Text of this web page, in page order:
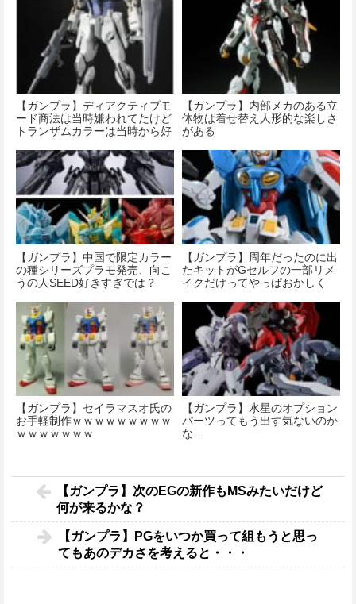
【ガンプラ】ディアクティブモ
ード商法は当時嫌われてたけど
トランザムカラーは当時から好
【ガンプラ】内部メカのある立
体物は着せ替え人形的な楽しさ
がある
【ガンプラ】中国で限定カラー
の種シリーズプラモ発売、向こ
うの人SEED好きすぎでは？
【ガンプラ】周年だったのに出
たキットがGセルフの一部リメ
イクだけってやっぱおかしく
【ガンプラ】セイラマスオ氏の
お手軽制作ｗｗｗｗｗｗｗｗｗ
ｗｗｗｗｗｗｗ
【ガンプラ】水星のオプション
パーツってもう出す気ないのか
な…
【ガンプラ】次のEGの新作もMSみたいだけど
何が来るかな？
【ガンプラ】PGをいつか買って組もうと思っ
てもあのデカさを考えると・・・